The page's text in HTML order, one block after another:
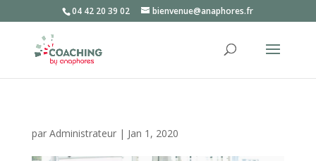
04 42 20 39 02 bienvenue@anaphores.fr
par Administrateur| Jan 1, 2020